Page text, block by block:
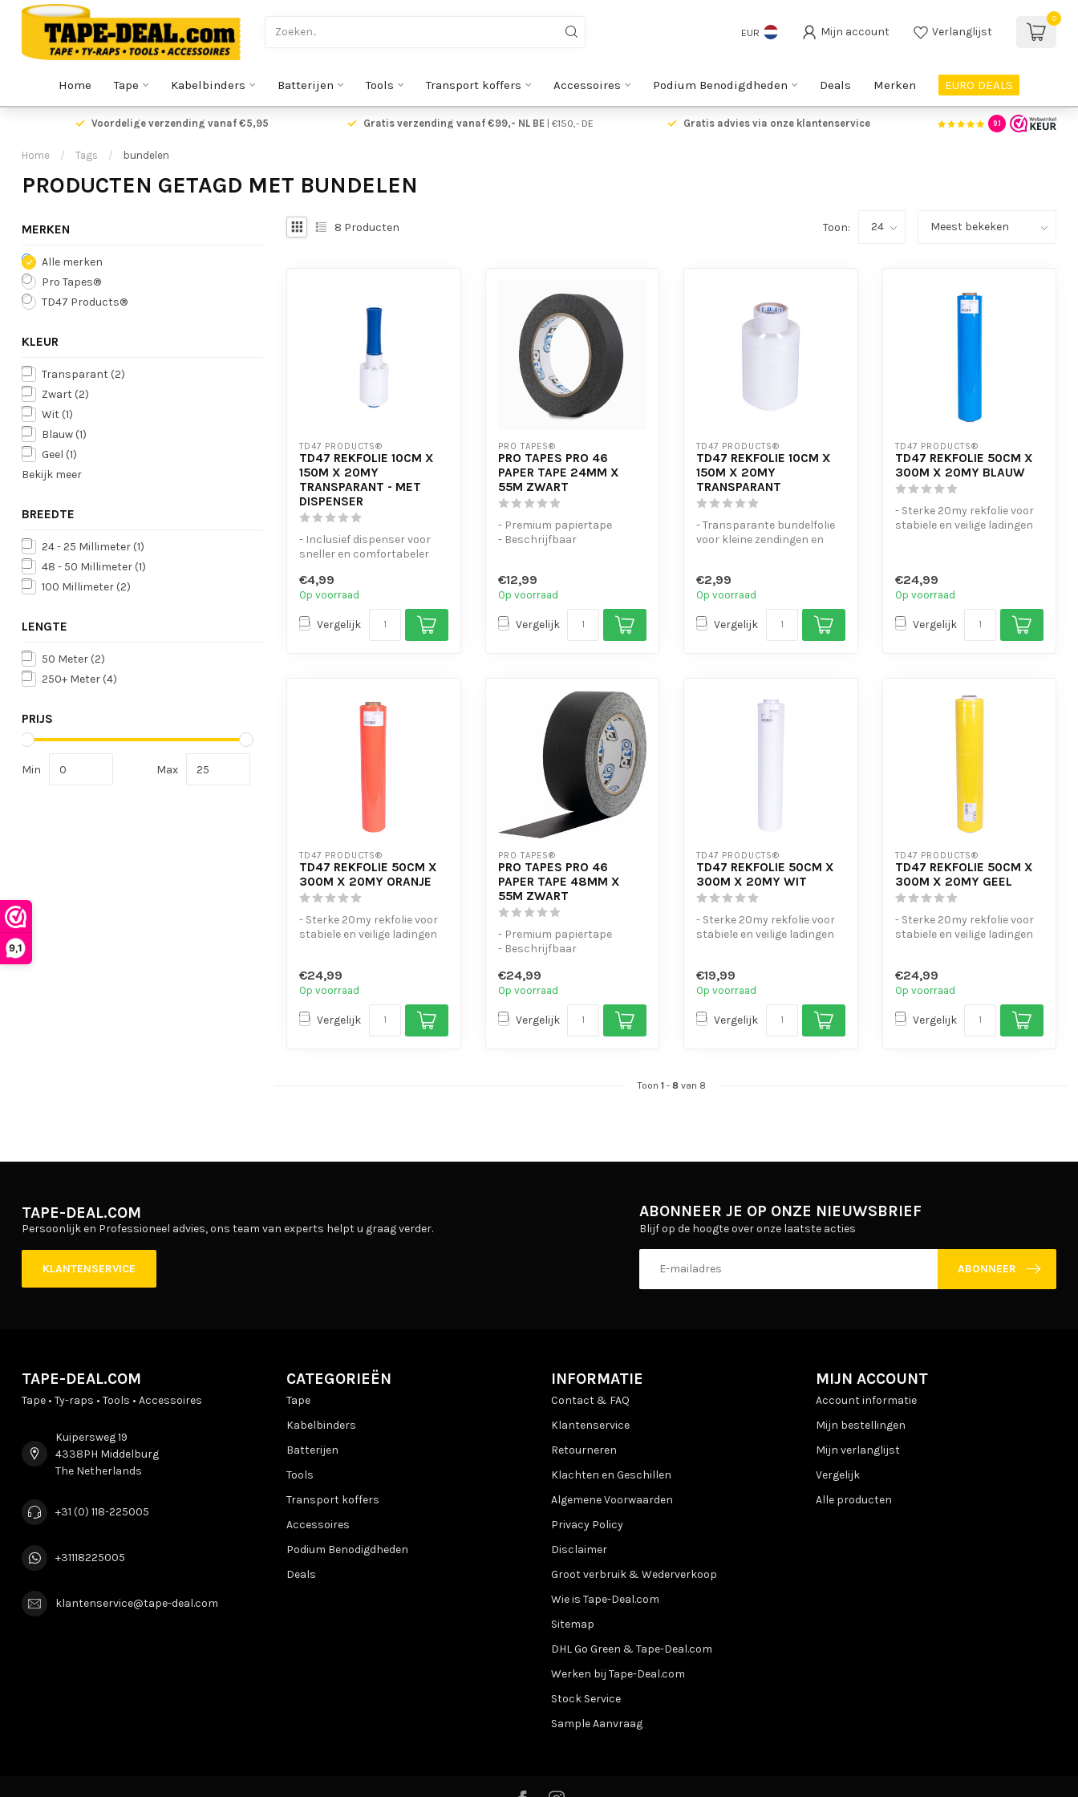
9,1
EUR Mijn account Verlanglijst
0
Home Tape Kabelbinders Batterijen Tools Transport koffers Accessoires Podium Benodigdheden Deals Merken EURO DEALS
Voordelige verzending vanaf €5,95 Gratis verzending vanaf €99,- NL BE| €150,- DE Gratis advies via onze klantenservice 9.1
Home / Tags / bundelen
PRODUCTEN GETAGD MET BUNDELEN
MERKEN
Alle merken
Pro Tapes®
TD47 Products®
KLEUR
Transparant (2)
Zwart (2)
Wit (1)
Blauw (1)
Geel (1)
Bekijk meer
BREEDTE
24 - 25 Millimeter (1)
48 - 50 Millimeter (1)
100 Millimeter (2)
LENGTE
50 Meter (2)
250+ Meter (4)
PRIJS
Min Max
8 Producten Toon:
TD47 PRODUCTS®
TD47 REKFOLIE 10CM X
150M X 20MY
TRANSPARANT - MET
DISPENSER
- Inclusief dispenser voor
sneller en comfortabeler
- Sterke 20my bund...
€4,99
Op voorraad
Vergelijk
PRO TAPES®
PRO TAPES PRO 46
PAPER TAPE 24MM X
55M ZWART
- Premium papiertape
- Beschrijfbaar
€12,99
Op voorraad
Vergelijk
TD47 PRODUCTS®
TD47 REKFOLIE 10CM X
150M X 20MY
TRANSPARANT
- Transparante bundelfolie
voor kleine zendingen en
€2,99
Op voorraad
Vergelijk
TD47 PRODUCTS®
TD47 REKFOLIE 50CM X
300M X 20MY BLAUW
- Sterke 20my rekfolie voor
stabiele en veilige ladingen
€24,99
Op voorraad
Vergelijk
TD47 PRODUCTS®
TD47 REKFOLIE 50CM X
300M X 20MY ORANJE
- Sterke 20my rekfolie voor
stabiele en veilige ladingen
€24,99
Op voorraad
Vergelijk
PRO TAPES®
PRO TAPES PRO 46
PAPER TAPE 48MM X
55M ZWART
- Premium papiertape
- Beschrijfbaar
€24,99
Op voorraad
Vergelijk
TD47 PRODUCTS®
TD47 REKFOLIE 50CM X
300M X 20MY WIT
- Sterke 20my rekfolie voor
stabiele en veilige ladingen
€19,99
Op voorraad
Vergelijk
TD47 PRODUCTS®
TD47 REKFOLIE 50CM X
300M X 20MY GEEL
- Sterke 20my rekfolie voor
stabiele en veilige ladingen
€24,99
Op voorraad
Vergelijk
Toon 1- 8 van 8
TAPE-DEAL.COM
Persoonlijk en Professioneel advies, ons team van experts helpt u graag verder.
KLANTENSERVICE
ABONNEER JE OP ONZE NIEUWSBRIEF
Blijf op de hoogte over onze laatste acties
ABONNEER
TAPE-DEAL.COM
Tape • Ty-raps • Tools • Accessoires
Kuipersweg 19
4338PH Middelburg
The Netherlands
+31 (0) 118-225005
+31118225005
klantenservice@tape-deal.com
CATEGORIEËN
Tape
Kabelbinders
Batterijen
Tools
Transport koffers
Accessoires
Podium Benodigdheden
Deals
INFORMATIE
Contact & FAQ
Klantenservice
Retourneren
Klachten en Geschillen
Algemene Voorwaarden
Privacy Policy
Disclaimer
Groot verbruik & Wederverkoop
Wie is Tape-Deal.com
Sitemap
DHL Go Green & Tape-Deal.com
Werken bij Tape-Deal.com
Stock Service
Sample Aanvraag
MIJN ACCOUNT
Account informatie
Mijn bestellingen
Mijn verlanglijst
Vergelijk
Alle producten